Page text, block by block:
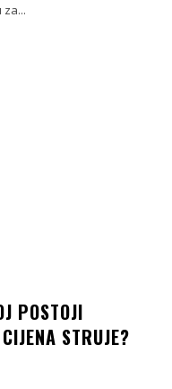
POSTOJI
STRUJE?